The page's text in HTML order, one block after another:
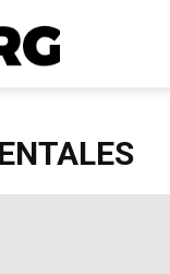
ARGmedios